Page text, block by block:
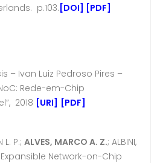
p.103. [DOI] [PDF]
– Ivan Luiz Pedroso Pires –
Rede-em-Chip
2018 [URI] [PDF]
L. P.; ALVES, MARCO A. Z.; ALBINI,
Expansible Network-on-Chip